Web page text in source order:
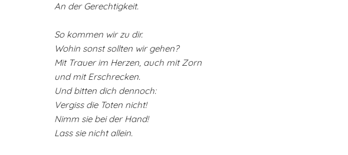
An der Gerechtigkeit.
So kommen wir zu dir.
Wohin sonst sollten wir gehen?
Mit Trauer im Herzen, auch mit Zorn
und mit Erschrecken.
Und bitten dich dennoch:
Vergiss die Toten nicht!
Nimm sie bei der Hand!
Lass sie nicht allein.